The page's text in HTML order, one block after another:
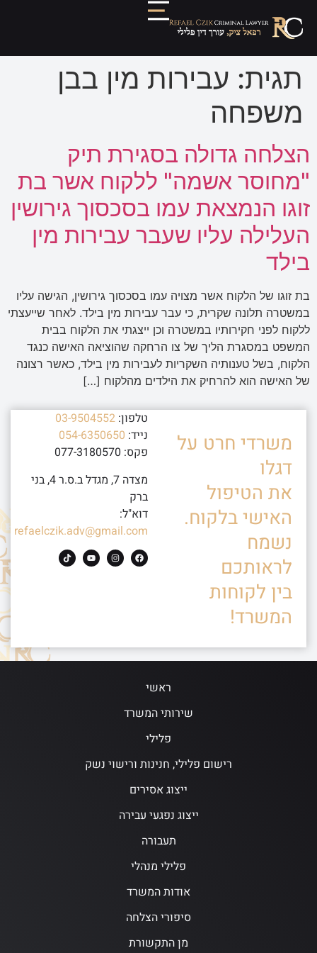
תגית: עבירות מין בבן
משפחה
הצלחה גדולה בסגירת תיק
"מחוסר אשמה" ללקוח אשר בת
זוגו הנמצאת עמו בסכסוך גירושין
העלילה עליו שעבר עבירות מין
בילד
בת זוגו של הלקוח אשר מצויה עמו בסכסוך גירושין, הגישה עליו
במשטרה תלונה שקרית, כי עבר עבירות מין בילד. לאחר שייעצתי
ללקוח לפני חקירותיו במשטרה וכן ייצגתי את הלקוח בבית
המשפט במסגרת הליך של צו הרחקה שהוציאה האישה כנגד
הלקוח, בשל טענותיה השקריות לעבירות מין בילד, כאשר רצונה
של האישה הוא להרחיק את הילדים מהלקוח […]
משרדי חרט על
דגלו
את הטיפול
האישי בלקוח.
נשמח
לראותכם
בין לקוחות
המשרד!
טלפון: 03-9504552
נייד: 054-6350650
פקס: 077-3180570
מצדה 7, מגדל ב.ס.ר 4, בני
ברק
דוא"ל:
refaelczik.adv@gmail.com
ראשי
שירותי המשרד
פלילי
רישום פלילי, חנינות ורישוי נשק
ייצוג אסירים
ייצוג נפגעי עבירה
תעבורה
פלילי מנהלי
אודות המשרד
סיפורי הצלחה
מן התקשורת